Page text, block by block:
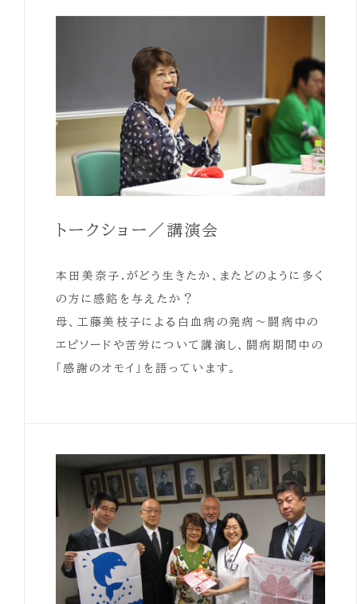
トークショー／講演会
本田美奈子.がどう生きたか、またどのように多く
の方に感銘を与えたか？
母、工藤美枝子による白血病の発病～闘病中の
エピソードや苦労について講演し、闘病期間中の
「感謝のオモイ」を語っています。